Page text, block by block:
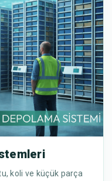
koli ve küçük parça